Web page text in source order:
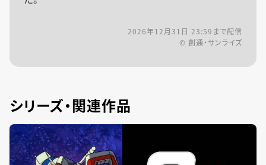
2026年12月31日 23:59 まで配信
© 創通・サンライズ
シリーズ・関連作品